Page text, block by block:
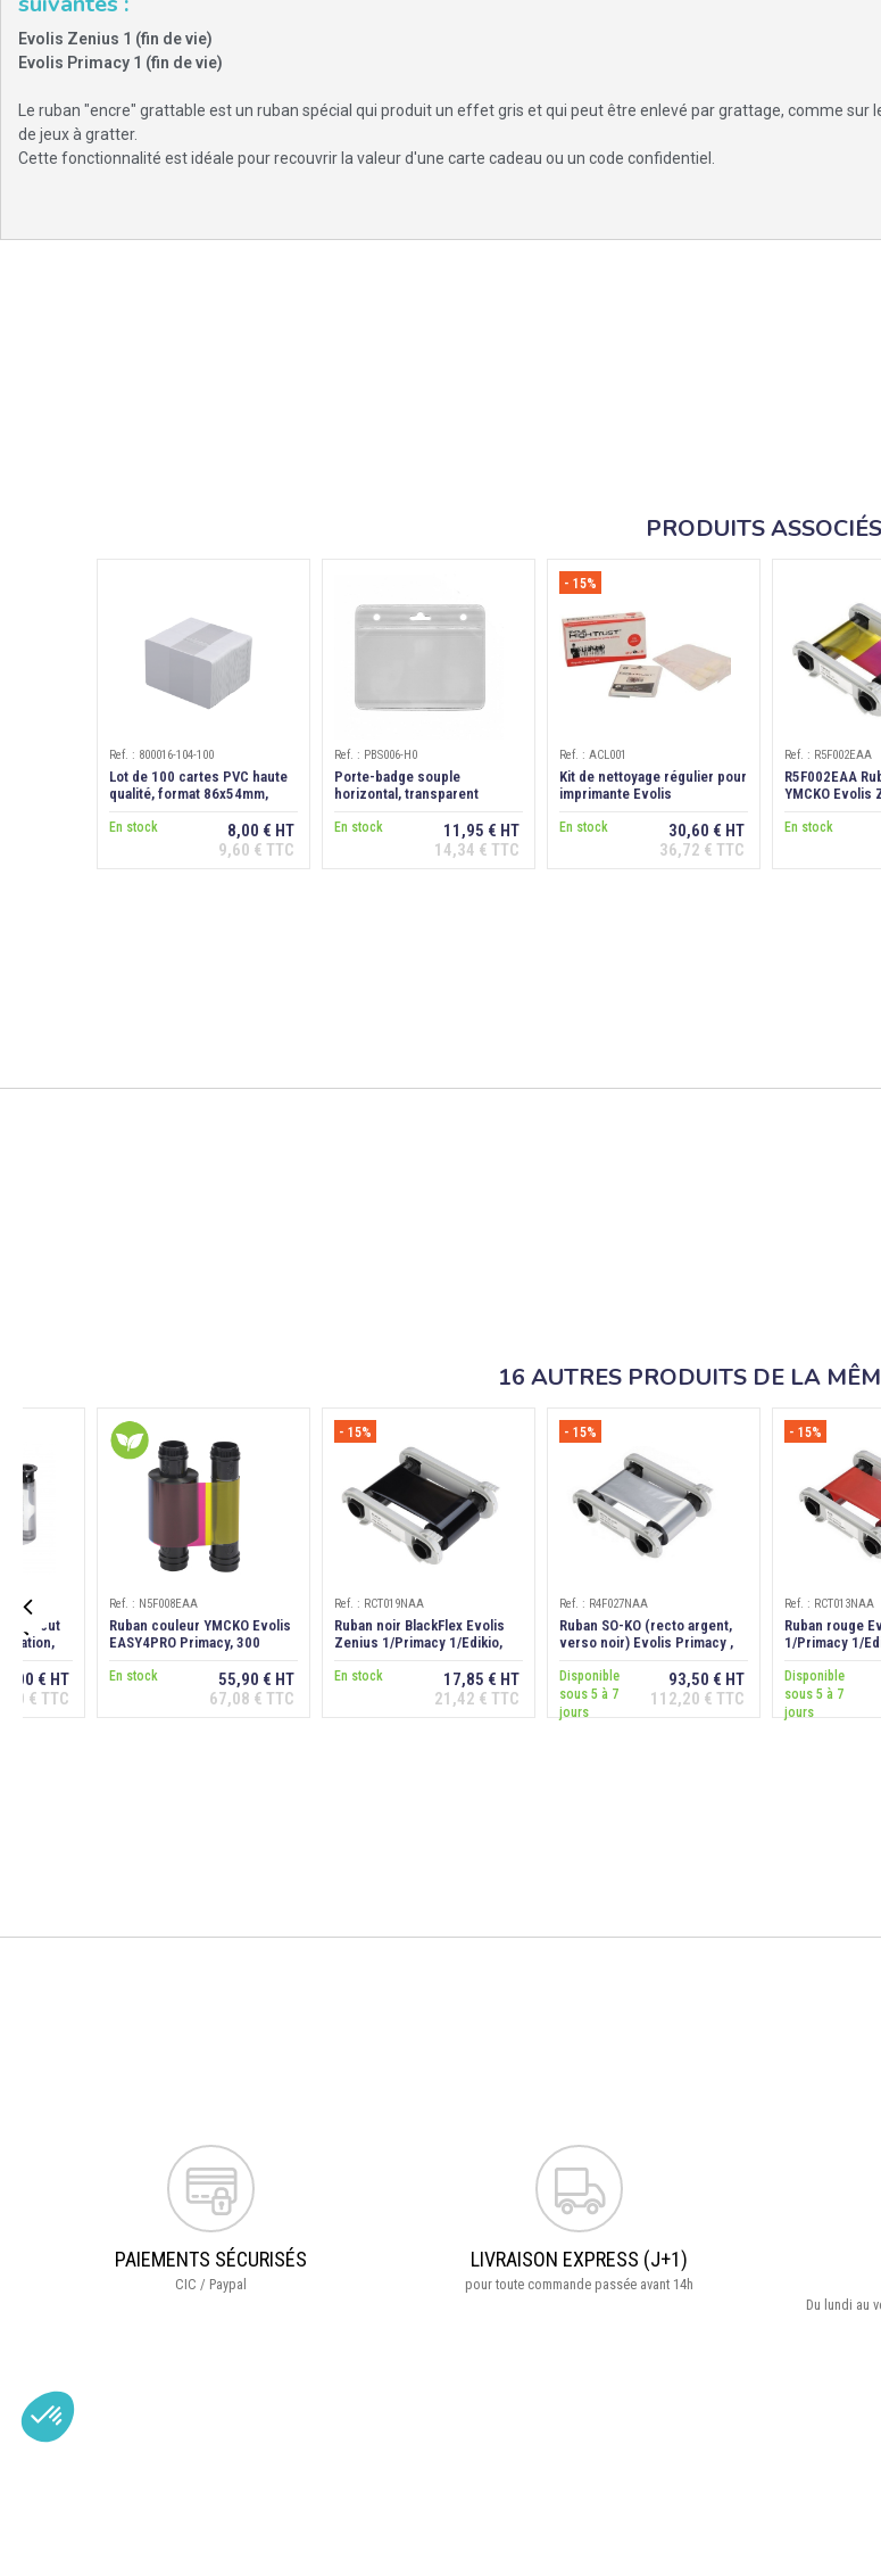
Evolis Zenius 1 (fin de vie)
Evolis Primacy 1 (fin de vie)
Le ruban "encre" grattable est un ruban spécial qui produit un effet gris et qui peut être enlevé par grattage, comme sur
de jeux à gratter.
Cette fonctionnalité est idéale pour recouvrir la valeur d'une carte cadeau ou un code confidentiel.
PRODUITS ASSOCIÉS
Ref. : 800016-104-100
Lot de 100 cartes PVC haute
qualité, format 86x54mm,
En stock
8,00 € HT
9,60 € TTC
Ajouter au
Ref. : PBS006-H0
Porte-badge souple
horizontal, transparent
En stock
11,95 € HT
14,34 € TTC
Ajouter au
- 15%
Ref. : ACL001
Kit de nettoyage régulier pour
imprimante Evolis
En stock
30,60 € HT
36,72 € TTC
Ajouter au
Ref. : R5F002EAA
R5F002EAA
YMCKO Evolis
En stock
16 AUTRES PRODUITS DE LA
 cut
€ HT
€ TTC
au
Ref. : N5F008EAA
Ruban couleur YMCKO Evolis
EASY4PRO Primacy, 300
En stock
55,90 € HT
67,08 € TTC
Ajouter au
- 15%
Ref. : RCT019NAA
Ruban noir BlackFlex Evolis
Zenius 1/Primacy 1/Edikio,
En stock
17,85 € HT
21,42 € TTC
Ajouter au
- 15%
Ref. : R4F027NAA
Ruban SO-KO (recto argent,
verso noir) Evolis Primacy ,
Disponible
sous 5 à 7
jours
93,50 € HT
112,20 € TTC
Ajouter au
- 15%
Ref. : RCT013NAA
Ruban rouge
1/Primacy 1/
Disponible
sous 5 à 7
jours
PAIEMENTS SÉCURISÉS
CIC / Paypal
LIVRAISON EXPRESS (J+1)
pour toute commande passée avant 14h
Du lundi au